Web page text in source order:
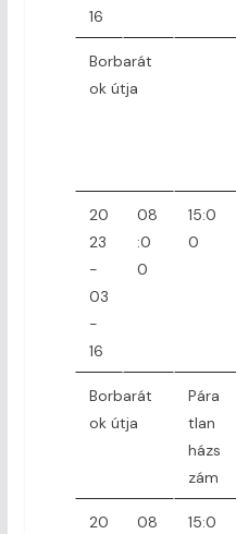
16
Borbarát
ok útja
20
23
-
03
-
16
08
:0
0
15:0
0
Borbarát
ok útja
Pára
tlan
házs
zám
20
08
15:0